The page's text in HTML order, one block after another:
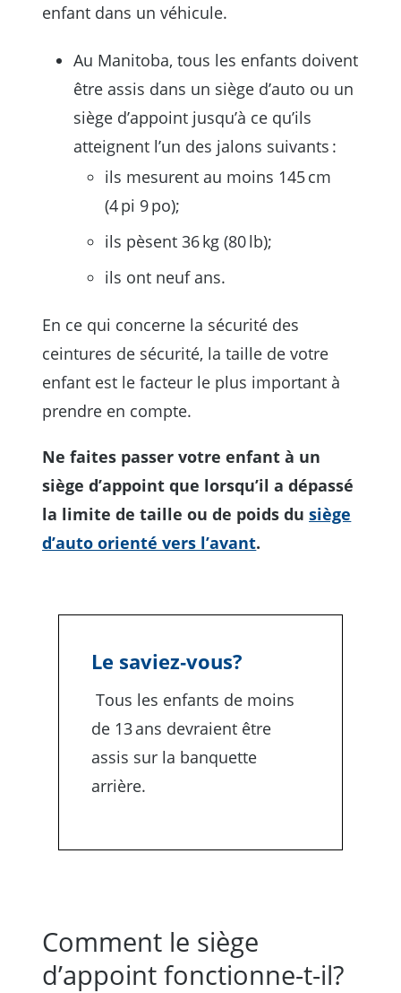
enfant dans un véhicule.
Au Manitoba, tous les enfants doivent
être assis dans un siège d’auto ou un
siège d’appoint jusqu’à ce qu’ils
atteignent l’un des jalons suivants :
ils mesurent au moins 145 cm
(4 pi 9 po);
ils pèsent 36 kg (80 lb);
ils ont neuf ans.
En ce qui concerne la sécurité des
ceintures de sécurité, la taille de votre
enfant est le facteur le plus important à
prendre en compte.
Ne faites passer votre enfant à un
siège d’appoint que lorsqu’il a dépassé
la limite de taille ou de poids dusiège
d’auto orienté vers l’avant.
Le saviez‑vous?
Tous les enfants de moins
de 13 ans devraient être
assis sur la banquette
arrière.
Comment le siège
d’appoint fonctionne-t-il?